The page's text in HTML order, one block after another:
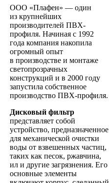
ООО «Плафен» — один
из крупнейших
производителей ПВХ-
профиля. Начиная с 1992
года компания накопила
огромный опыт
в производстве и монтаже
светопрозрачных
конструкций и в 2000 году
запустила собственное
производство ПВХ-профиля.
Дисковый фильтр
представляет собой
устройство, предназначенное
для механической очистки
воды от взвешенных частиц,
таких как песок, ржавчина,
ил и другие загрязнения. Его
основные элементы